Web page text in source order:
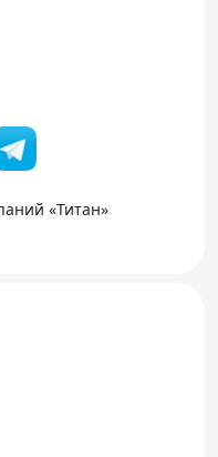
«Титан»